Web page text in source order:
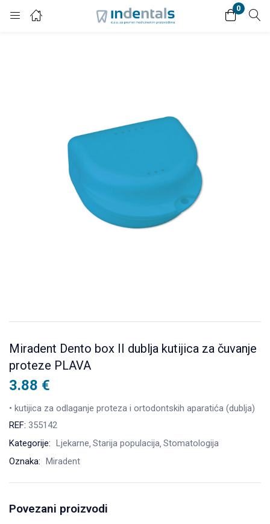
0
Login
Remember me
Miradent Dento box II dublja kutijica za čuvanje
proteze PLAVA
3.88 €
• kutijica za odlaganje proteza i ortodontskih aparatića (dublja)
REF: 355142
Kategorije: Ljekarne Starija populacija Stomatologija
Oznaka: Miradent
Povezani proizvodi